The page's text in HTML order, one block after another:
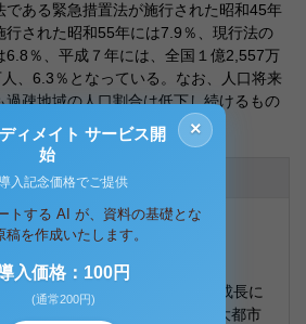
である緊急措置法が施行された昭和45年
行された昭和55年には7.9％、現行法の
6.8％、平成７年には、全国１億2,557万
、6.3％となっている。なお、人口将来
疎地域の人口割合は低下し続けるもの
題について～
推移
中と過疎現象）
30年代後半からの経済の高度成長に
市圏への人口流出が激化し、大都市
×
ィメイト サービス開
始
入記念価格でご提供
トする AI が、資料の基礎とな
稿を作成いたします。
入価格：100円
(通常200円)